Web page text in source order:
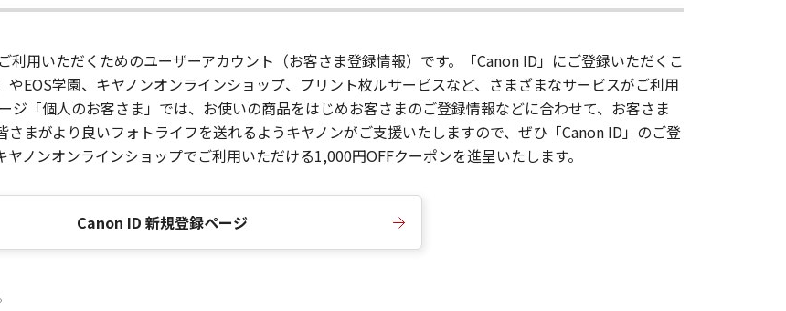
利用いただくためのユーザーアカウント（お客さま登録情報）です。「Canon ID」にご登録いただくこ
EOS学園、キヤノンオンラインショップ、プリント枚ルサービスなど、さまざまなサービスがご利用
ジ「個人のお客さま」では、お使いの商品をはじめお客さまのご登録情報などに合わせて、お客さま
まがより良いフォトライフを送れるようキヤノンがご支援いたしますので、ぜひ「Canon ID」のご登
ノンオンラインショップでご利用いただける1,000円OFFクーポンを進呈いたします。
Canon ID 新規登録ページ